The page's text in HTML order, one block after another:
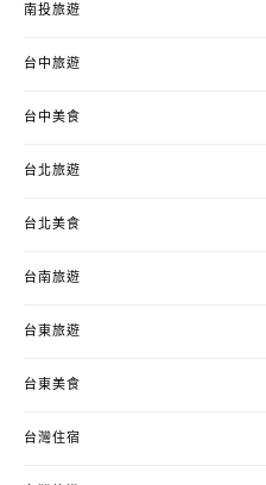
南投旅遊
台中旅遊
台中美食
台北旅遊
台北美食
台南旅遊
台東旅遊
台東美食
台灣住宿